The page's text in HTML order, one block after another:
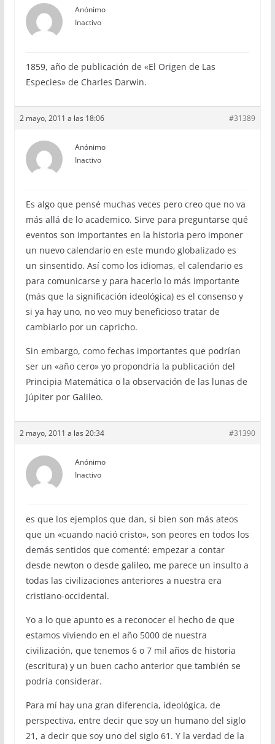
Anónimo
Inactivo
1859, año de publicación de «El Origen de Las
Especies» de Charles Darwin.
2 mayo, 2011 a las 18:06 #31389
Anónimo
Inactivo
Es algo que pensé muchas veces pero creo que no va
más allá de lo academico. Sirve para preguntarse qué
eventos son importantes en la historia pero imponer
un nuevo calendario en este mundo globalizado es
un sinsentido. Así como los idiomas, el calendario es
para comunicarse y para hacerlo lo más importante
(más que la significación ideológica) es el consenso y
si ya hay uno, no veo muy beneficioso tratar de
cambiarlo por un capricho.
Sin embargo, como fechas importantes que podrían
ser un «año cero» yo propondría la publicación del
Principia Matemática o la observación de las lunas de
Júpiter por Galileo.
2 mayo, 2011 a las 20:34 #31390
Anónimo
Inactivo
es que los ejemplos que dan, si bien son más ateos
que un «cuando nació cristo», son peores en todos los
demás sentidos que comenté: empezar a contar
desde newton o desde galileo, me parece un insulto a
todas las civilizaciones anteriores a nuestra era
cristiano-occidental.
Yo a lo que apunto es a reconocer el hecho de que
estamos viviendo en el año 5000 de nuestra
civilización, que tenemos 6 o 7 mil años de historia
(escritura) y un buen cacho anterior que también se
podría considerar.
Para mí hay una gran diferencia, ideológica, de
perspectiva, entre decir que soy un humano del siglo
21, a decir que soy uno del siglo 61. Y la verdad de la